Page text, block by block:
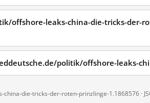
offshore-leaks-china-die-tricks-der-
politik/offshore-leaks-
die-tricks-der-roten-prinzlinge-1.1868576 ·